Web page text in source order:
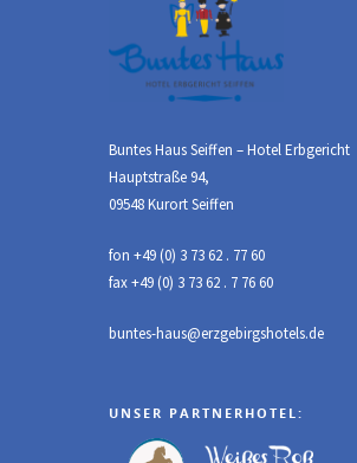
Buntes Haus Seiffen – Hotel Erbgericht
Hauptstraße 94,
09548 Kurort Seiffen
fon +49 (0) 3 73 62 . 77 60
fax +49 (0) 3 73 62 . 7 76 60
buntes-haus@erzgebirgshotels.de
UNSER PARTNERHOTEL: